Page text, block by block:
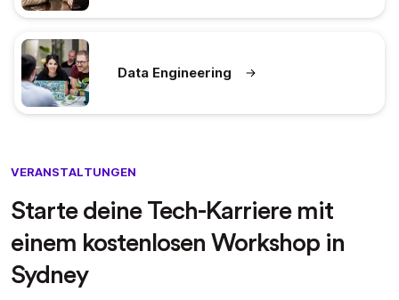
Data Engineering
VERANSTALTUNGEN
Starte deine Tech-Karriere mit
einem kostenlosen Workshop in
Sydney